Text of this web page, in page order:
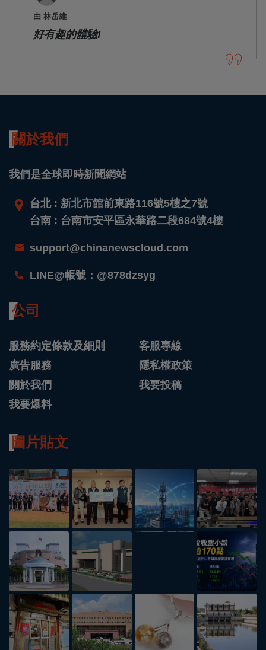
由 林岳維
好有趣的體驗!
關於我們
我們是全球即時新聞網站
台北 : 新北市館前東路116號5樓之7號
台南 : 台南市安平區永華路二段684號4樓
support@chinanewscloud.com
LINE@帳號：@878dzsyg
公司
服務約定條款及細則
客服專線
廣告服務
隱私權政策
關於我們
我要投稿
我要爆料
圖片貼文